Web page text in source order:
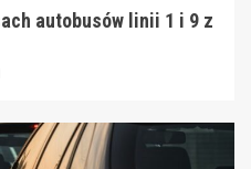
autobusów linii 1 i 9 z